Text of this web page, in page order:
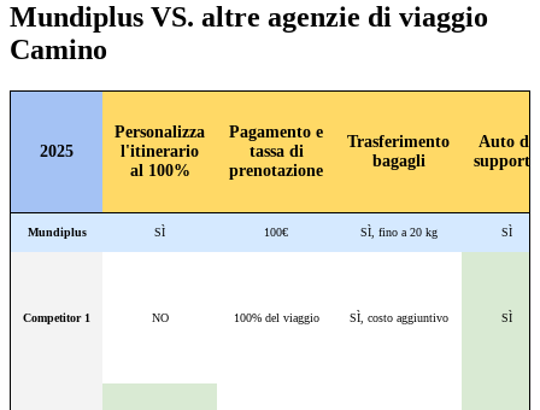
Mundiplus VS. altre agenzie di viaggio
Camino
2025
Personalizza
l'itinerario
al 100%
Pagamento e
tassa di
prenotazione
Trasferimento
bagagli
Auto di
supporto
Mundiplus SÌ 100€ SÌ, fino a 20 kg SÌ
Competitor 1 NO 100% del viaggio SÌ, costo aggiuntivo SÌ